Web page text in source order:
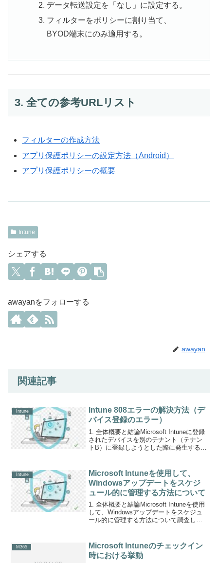
データ転送設定を「なし」に設定する。
フィルターをポリシーに割り当て、
BYOD端末にのみ適用する。
3. 全ての参考URLリスト
フィルターの作成方法
アプリ保護ポリシーの設定方法（Android）
アプリ保護ポリシーの概要
Intune
シェアする
awayanをフォローする
awayan
関連記事
Intune
Intune 808エラーの解決方法（デ
バイス登録のエラー）
1. 全体概要と結論Microsoft Intuneに登録
されたデバイスを別のテナント（テナン
トB）に登録しようとした際に発生するエ
決方法を調査した。問題の...
Intune
Microsoft Intuneを使用して、
Windowsアップデートをスケジ
ュール的に管理する方法について
1. 全体概要と結論Microsoft Intuneを使用
して、Windowsアップデートをスケジュ
ール的に管理する方法について調査し
ド、インストール、再起動する設定の
実...
M365
Microsoft Intuneのチェックイン
時における挙動